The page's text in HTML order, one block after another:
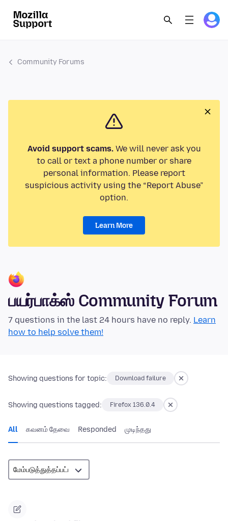
Community Forums
Avoid support scams.We will never ask you
to call or text a phone number or share
personal information. Please report
suspicious activity using the “Report Abuse”
option.
Learn More
பயர்பாக்ஸ் Community Forum
7 questions in the last 24 hours have no reply. Learn
how to help solve them!
Showing questions for topic: Download failure
Showing questions tagged: Firefox 136.0.4
All கவனம் தேவை Responded முடிந்தது